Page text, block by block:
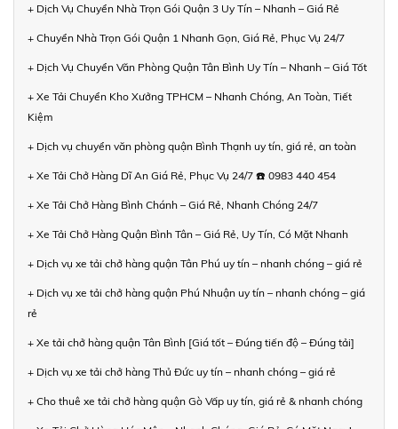
+ Dịch Vụ Chuyển Nhà Trọn Gói Quận 3 Uy Tín – Nhanh – Giá Rẻ
+ Chuyển Nhà Trọn Gói Quận 1 Nhanh Gọn, Giá Rẻ, Phục Vụ 24/7
+ Dịch Vụ Chuyển Văn Phòng Quận Tân Bình Uy Tín – Nhanh – Giá Tốt
+ Xe Tải Chuyển Kho Xưởng TPHCM – Nhanh Chóng, An Toàn, Tiết
Kiệm
+ Dịch vụ chuyển văn phòng quận Bình Thạnh uy tín, giá rẻ, an toàn
+ Xe Tải Chở Hàng Dĩ An Giá Rẻ, Phục Vụ 24/7 ☎️ 0983 440 454
+ Xe Tải Chở Hàng Bình Chánh – Giá Rẻ, Nhanh Chóng 24/7
+ Xe Tải Chở Hàng Quận Bình Tân – Giá Rẻ, Uy Tín, Có Mặt Nhanh
+ Dịch vụ xe tải chở hàng quận Tân Phú uy tín – nhanh chóng – giá rẻ
+ Dịch vụ xe tải chở hàng quận Phú Nhuận uy tín – nhanh chóng – giá
rẻ
+ Xe tải chở hàng quận Tân Bình [Giá tốt – Đúng tiến độ – Đúng tải]
+ Dịch vụ xe tải chở hàng Thủ Đức uy tín – nhanh chóng – giá rẻ
+ Cho thuê xe tải chở hàng quận Gò Vấp uy tín, giá rẻ & nhanh chóng